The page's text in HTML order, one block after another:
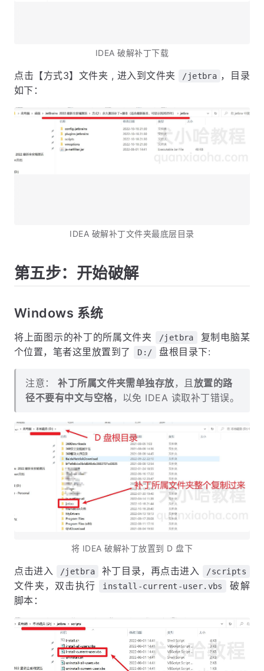
IDEA 破解补丁下载
点击【方式3】文件夹 , 进入到文件夹 /jetbra ，目录
如下：
IDEA 破解补丁文件夹最底层目录
第五步：开始破解
Windows 系统
将上面图示的补丁的所属文件夹 /jetbra
复制电脑某
个位置，笔者这里放置到了
D:/ 盘根目录下:
注意：补丁所属文件夹需单独存放 ，且 放置的路
径不要有中文与空格 ，以免 IDEA 读取补丁错误。
将 IDEA 破解补丁放置到 D 盘下
点击进入 /jetbra 补丁目录，再点击进入 /scripts
文件夹，双击执行 install-current-user.vbs
破解
脚本：